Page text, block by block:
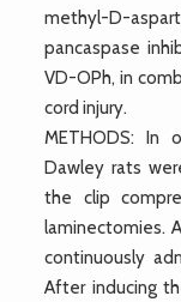
methyl-D-
pancaspase
VD-OPh, in
cord injury.
METHODS: In
Dawley rats
the clip
laminectomies.
continuously
After inducing